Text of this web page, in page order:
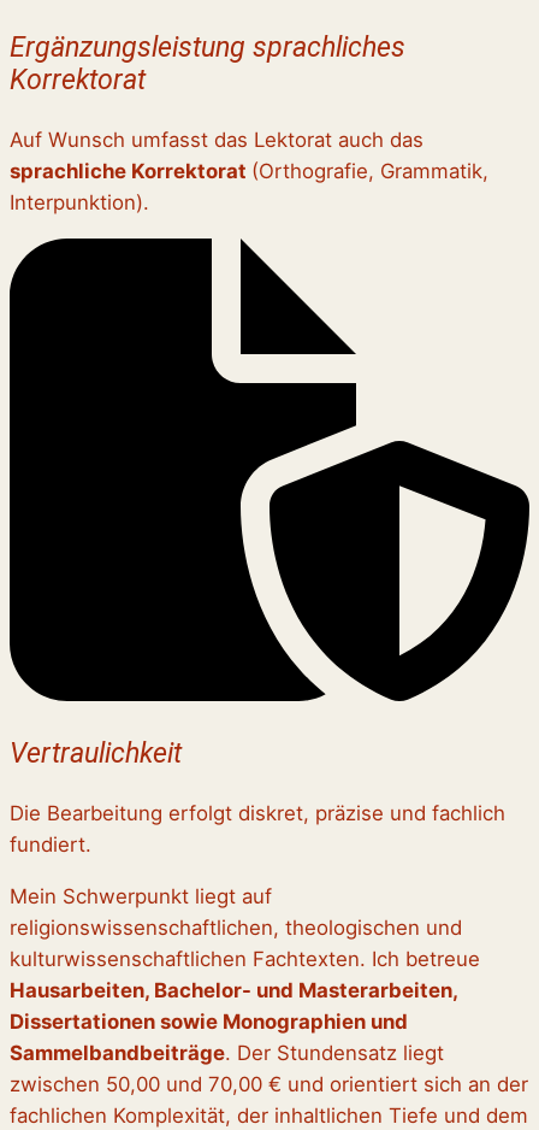
Ergänzungsleistung sprachliches
Korrektorat
Auf Wunsch umfasst das Lektorat auch das
sprachliche Korrektorat (Orthografie, Grammatik,
Interpunktion).
Vertraulichkeit
Die Bearbeitung erfolgt diskret, präzise und fachlich
fundiert.
Mein Schwerpunkt liegt auf
religionswissenschaftlichen, theologischen und
kulturwissenschaftlichen Fachtexten. Ich betreue
Hausarbeiten, Bachelor- und Masterarbeiten,
Dissertationen sowie Monographien und
Sammelbandbeiträge. Der Stundensatz liegt
zwischen 50,00 und 70,00 € und orientiert sich an der
fachlichen Komplexität, der inhaltlichen Tiefe und dem